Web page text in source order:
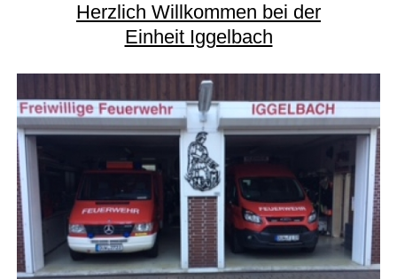
Herzlich Willkommen bei der
Einheit Iggelbach